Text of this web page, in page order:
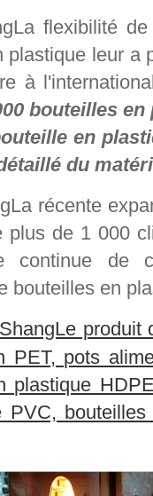
flexibilité
plastique leur a
à
bouteilles
en
du
récente
plus de 1 000
continue de
bouteilles en
produit
PET, pots
plastique
PVC,